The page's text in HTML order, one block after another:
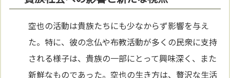
空也の活動は貴族たちにも少なからず影響を与え
た。特に、彼の念仏や布教活動が多くの民衆に支持
される様子は、貴族の一部にとって興味深く、また
新鮮なものであった。空也の生き方は、贅沢な生活